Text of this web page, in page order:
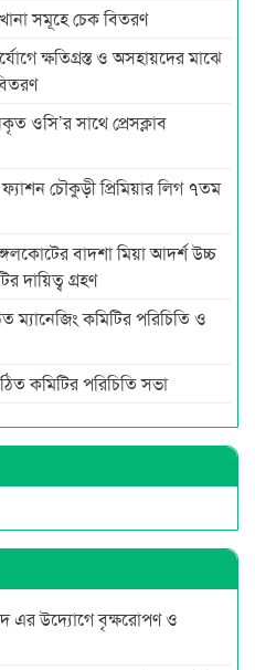
সমূহে চেক বিতরণ
ক্ষতিগ্রস্ত ও অসহায়দের মাঝে
ওসি’র সাথে প্রেসক্লাব
চৌকুড়ী প্রিমিয়ার লিগ ৭তম
বাদশা মিয়া আদর্শ উচ্চ
দায়িত্ব গ্রহণ
ম্যানেজিং কমিটির পরিচিতি ও
কমিটির পরিচিতি সভা
এর উদ্যোগে বৃক্ষরোপণ ও